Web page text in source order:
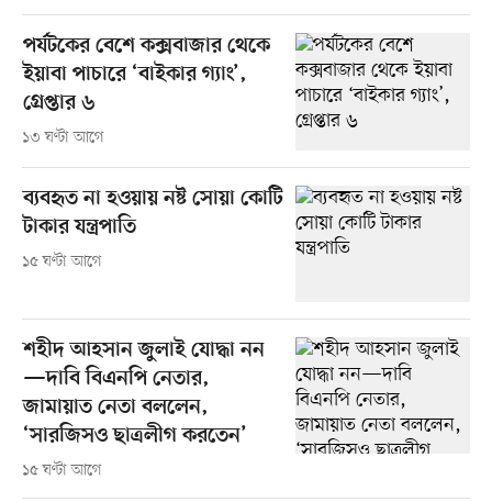
পর্যটকের বেশে কক্সবাজার থেকে
ইয়াবা পাচারে ‘বাইকার গ্যাং’,
গ্রেপ্তার ৬
১৩ ঘণ্টা আগে
ব্যবহৃত না হওয়ায় নষ্ট সোয়া কোটি
টাকার যন্ত্রপাতি
১৫ ঘণ্টা আগে
শহীদ আহসান জুলাই যোদ্ধা নন
—দাবি বিএনপি নেতার,
জামায়াত নেতা বললেন,
‘সারজিসও ছাত্রলীগ করতেন’
১৫ ঘণ্টা আগে